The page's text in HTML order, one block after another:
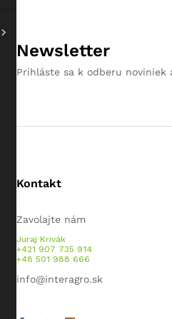
Newsletter
Prihláste sa k odberu
Kontakt
Zavolajte nám
Juraj Krivák
+421 907 735 914
+48 501 988 666
info@interagro.sk